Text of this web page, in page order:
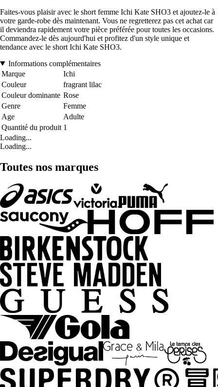
Faites-vous plaisir avec le short femme Ichi Kate SHO3 et ajoutez-le à
votre garde-robe dès maintenant. Vous ne regretterez pas cet achat car
il deviendra rapidement votre pièce préférée pour toutes les occasions.
Commandez-le dès aujourd'hui et profitez d'un style unique et
tendance avec le short Ichi Kate SHO3.
Informations complémentaires
Marque
Ichi
Couleur
fragrant lilac
Couleur dominante Rose
Genre
Femme
Age
Adulte
Quantité du produit 1
Loading...
Loading...
Toutes nos marques